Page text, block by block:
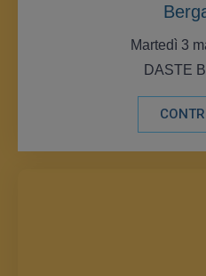
Martedì 3
DASTE